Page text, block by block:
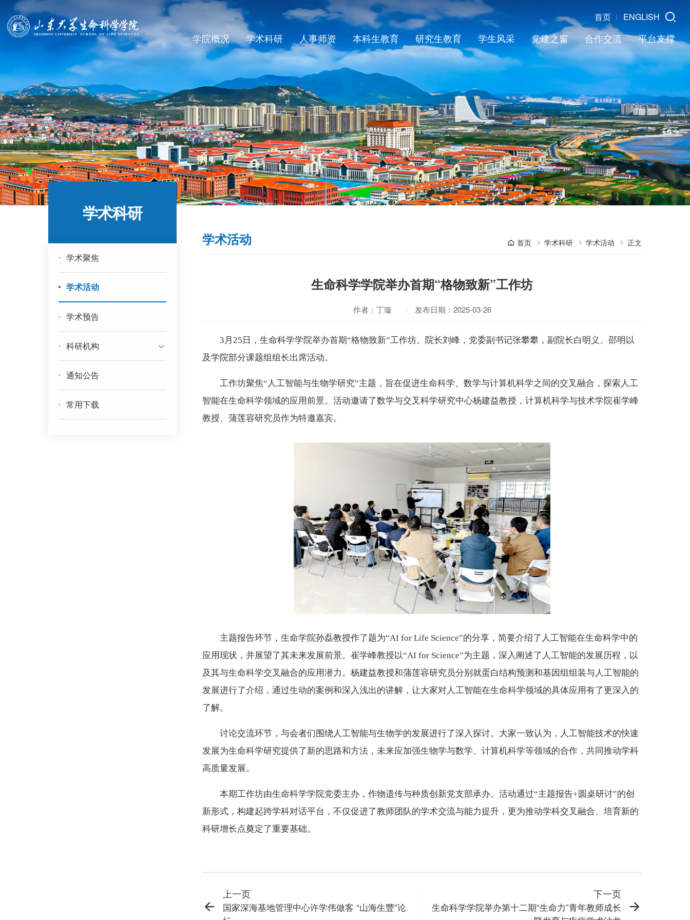
首页 ENGLISH
学院概况 学术科研 人事师资 本科生教育 研究生教育 学生风采 党建之窗 合作交流 平台支撑
学术科研
学术聚焦
学术活动
学术预告
科研机构
通知公告
常用下载
学术活动 首页 学术科研 学术活动 正文
生命科学学院举办首期“格物致新”工作坊
作者：丁璇 发布日期：2025-03-26
3月25日，生命科学学院举办首期“格物致新”工作坊。院长刘峰，党委副书记张攀攀，副院长白明义、邵明以
及学院部分课题组组长出席活动。
工作坊聚焦“人工智能与生物学研究”主题，旨在促进生命科学、数学与计算机科学之间的交叉融合，探索人工
智能在生命科学领域的应用前景。活动邀请了数学与交叉科学研究中心杨建益教授，计算机科学与技术学院崔学峰
教授、蒲莲容研究员作为特邀嘉宾。
主题报告环节，生命学院孙磊教授作了题为“AI for Life Science”的分享，简要介绍了人工智能在生命科学中的
应用现状，并展望了其未来发展前景。崔学峰教授以“AI for Science”为主题，深入阐述了人工智能的发展历程，以
及其与生命科学交叉融合的应用潜力。杨建益教授和蒲莲容研究员分别就蛋白结构预测和基因组组装与人工智能的
发展进行了介绍，通过生动的案例和深入浅出的讲解，让大家对人工智能在生命科学领域的具体应用有了更深入的
了解。
讨论交流环节，与会者们围绕人工智能与生物学的发展进行了深入探讨。大家一致认为，人工智能技术的快速
发展为生命科学研究提供了新的思路和方法，未来应加强生物学与数学、计算机科学等领域的合作，共同推动学科
高质量发展。
本期工作坊由生命科学学院党委主办，作物遗传与种质创新党支部承办。活动通过“主题报告+圆桌研讨”的创
新形式，构建起跨学科对话平台，不仅促进了教师团队的学术交流与能力提升，更为推动学科交叉融合、培育新的
科研增长点奠定了重要基础。
上一页
国家深海基地管理中心许学伟做客 “山海生豐”论
下一页
生命科学学院举办第十二期“生命力”青年教师成长